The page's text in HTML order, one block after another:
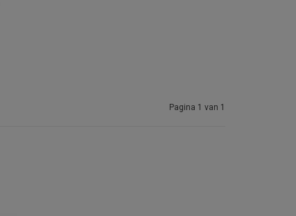
Pagina 1 van 1